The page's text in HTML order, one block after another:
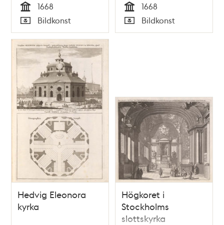
Tid
1668
Typ
Bildkonst Tid
1668
Typ
Bildkonst
Hedvig Eleonora
kyrka
Högkoret i
Stockholms
slottskyrka